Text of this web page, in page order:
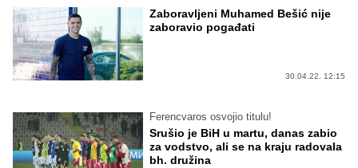
Zaboravljeni Muhamed Bešić nije
zaboravio pogađati
30.04.22. 12:15
Ferencvaros osvojio titulu!
Srušio je BiH u martu, danas zabio
za vodstvo, ali se na kraju radovala
bh. družina